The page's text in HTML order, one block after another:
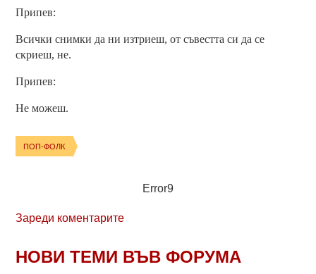
Припев:
Всички снимки да ни изтриеш, от съвестта си да се
скриеш, не.
Припев:
Не можеш.
ПОП-ФОЛК
Error9
Зареди коментарите
НОВИ ТЕМИ ВЪВ ФОРУМА